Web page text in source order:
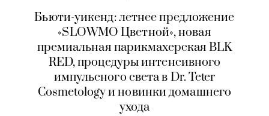
Бьюти-уикенд: летнее предложение
«SLOWMO Цветной», новая
премиальная парикмахерская BLK
RED, процедуры интенсивного
импульсного света в Dr. Teter
Cosmetology и новинки домашнего
ухода